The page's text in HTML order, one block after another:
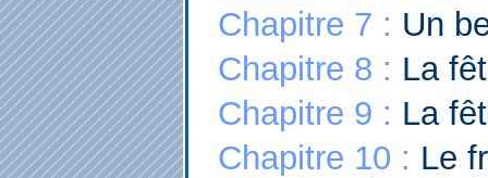
Chapitre 7 : Un
Chapitre 8 : La
Chapitre 9 : La
Chapitre 10 : Le